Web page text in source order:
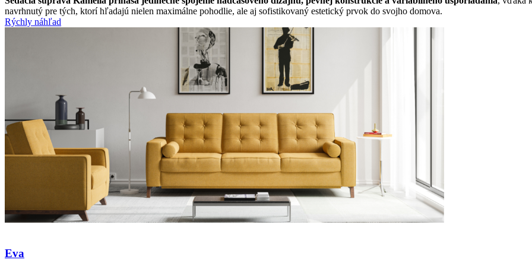
navrhnutý pre tých, ktorí hľadajú nielen maximálne pohodlie, ale aj sofistikovaný estetický prvok do svojho domova.
Rýchly náhľad
Eva